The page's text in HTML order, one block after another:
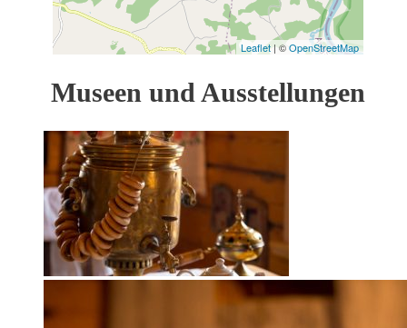
Leaflet | ©OpenStreetMap
Museen und Ausstellungen